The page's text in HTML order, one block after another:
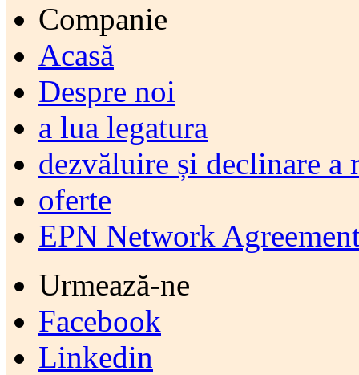
Companie
Acasă
Despre noi
a lua legatura
dezvăluire și declinare a
oferte
EPN Network
Urmează-ne
Facebook
Linkedin